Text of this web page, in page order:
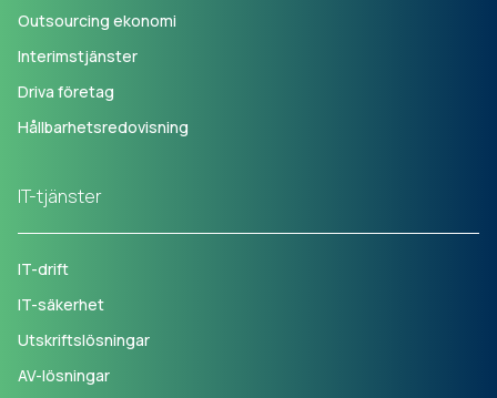
Outsourcing ekonomi
Interimstjänster
Driva företag
Hållbarhetsredovisning
IT-tjänster
IT-drift
IT-säkerhet
Utskriftslösningar
AV-lösningar